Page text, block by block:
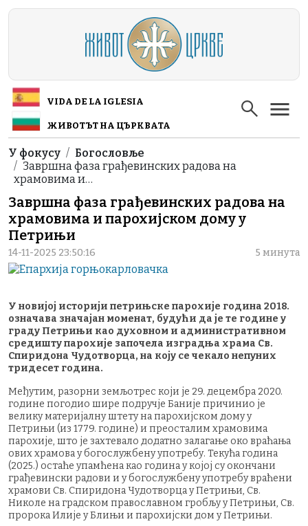
Skip to main content
VIDA DE LA IGLESIA
ЖИВОТЪТ НА ЦЪРКВАТА
Breadcrumb
У фокусу
Богословље
Завршна фаза грађевинских радова на
храмовима и…
Завршна фаза грађевинских радова на
храмовима и парохијском дому у
Петрињи
14-11-2025 23:50:16 5 минута
У новијој историји петрињске парохије година 2018.
означава значајан моменат, будући да је те године у
граду Петрињи као духовном и административном
средишту парохије започела изградња храма Св.
Спиридона Чудотворца, на коју се чекало непуних
тридесет година.
Међутим, разорни земљотрес који је 29. децембра 2020.
године погодио шире подручје Баније причинио је
велику материјалну штету на парохијском дому у
Петрињи (из 1779. године) и преосталим храмовима
парохије, што је захтевало додатно залагање око враћања
ових храмова у богослужбену употребу. Текућа година
(2025.) остаће упамћена као година у којој су окончани
грађевински радови и у богослужбену употребу враћени
храмови Св. Спиридона Чудотворца у Петрињи, Св.
Николе на градском православном гробљу у Петрињи, Св.
пророка Илије у Блињи и парохијски дом у Петрињи.